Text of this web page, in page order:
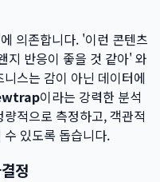
의존합니다. '이런 콘텐츠
지 반응이 좋을 것 같아' 와
스는 감이 아닌 데이터에
이라는 강력한 분석
적으로 측정하고, 객관적
있도록 돕습니다.
정